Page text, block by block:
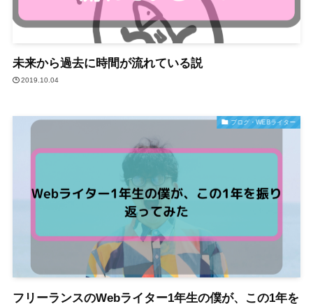
未来から過去に時間が流れている説
2019.10.04
ブログ・WEBライター
フリーランスのWebライター1年生の僕が、この1年を